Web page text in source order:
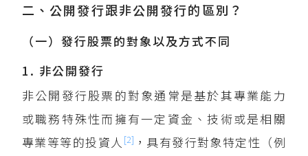
二、公開發行跟非公開發行的區別？
（一）發行股票的對象以及方式不同
1. 非公開發行
非公開發行股票的對象通常是基於其專業能力
或職務特殊性而擁有一定資金、技術或是相關
專業等等的投資人 [2] ，具有發行對象特定性（例